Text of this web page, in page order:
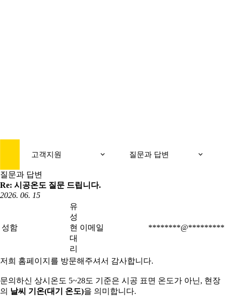
고객지원 질문과 답변
질문과 답변
Re: 시공온도 질문 드립니다.
2026. 06. 15
성함
유
성
현
대
리
이메일 ********@*********
저희 홈페이지를 방문해주셔서 감사합니다.
문의하신 상시온도 5~28도 기준은 시공 표면 온도가 아닌, 현장
의 날씨 기온(대기 온도)을 의미합니다.